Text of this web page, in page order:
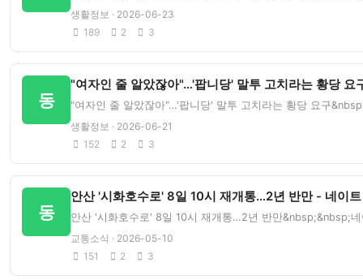
생활정보 · 2026-06-23
189
2 3
동
"여자인 줄 알았잖아"…'팝니당' 말투 고치라는 황당 요
"여자인 줄 알았잖아"…'팝니당' 말투 고치라는 황당 요구
생활정보 · 2026-06-21
152
2 3
동
안산 '시화호수로' 8일 10시 재개통…2년 반만 - 네이트
안산 '시화호수로' 8일 10시 재개통…2년 반만&nbsp;&nbsp;
교통소식 · 2026-05-10
151
2 3